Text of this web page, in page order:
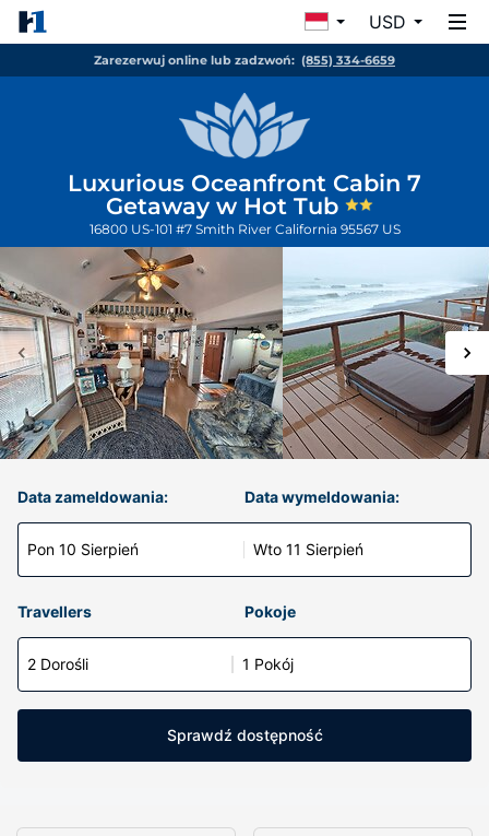
USD
Zarezerwuj online lub zadzwoń: (855) 334-6659
Luxurious Oceanfront Cabin 7
Getaway w Hot Tub
16800 US-101 #7 Smith River California 95567 US
Data zameldowania:
Pon 10 Sierpień
Data wymeldowania:
Wto 11 Sierpień
Travellers Pokoje
2 Dorośli 1 Pokój
Sprawdź dostępność